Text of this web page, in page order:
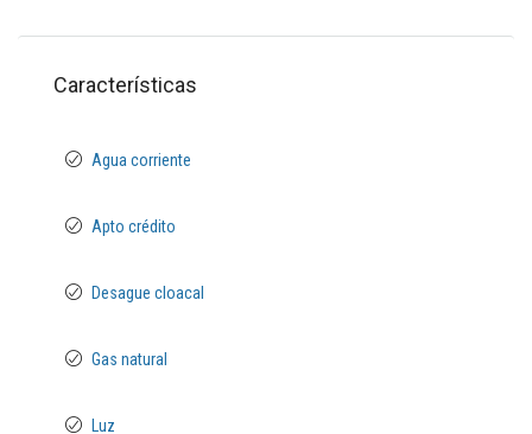
Características
Agua corriente
Apto crédito
Desague cloacal
Gas natural
Luz